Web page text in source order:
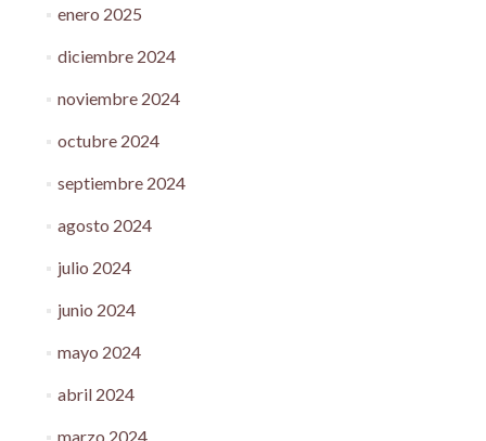
enero 2025
diciembre 2024
noviembre 2024
octubre 2024
septiembre 2024
agosto 2024
julio 2024
junio 2024
mayo 2024
abril 2024
marzo 2024